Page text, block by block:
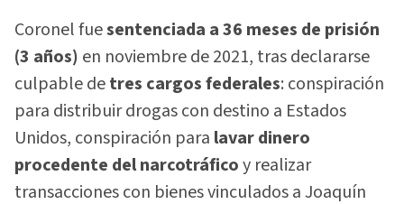
Coronel fuesentenciada a 36 meses de prisión
(3 años) en noviembre de 2021, tras declararse
culpable detres cargos federales: conspiración
para distribuir drogas con destino a Estados
Unidos, conspiración para lavar dinero
procedente del narcotráficoy realizar
transacciones con bienes vinculados a Joaquín